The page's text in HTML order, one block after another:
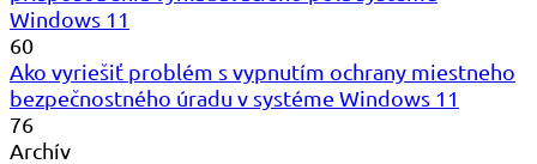
Windows 11
60
Ako vyriešiť problém s vypnutím ochrany miestneho
bezpečnostného úradu v systéme Windows 11
76
Archív